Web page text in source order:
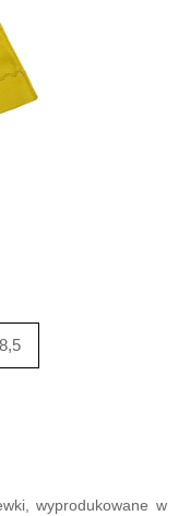
8,5
wyprodukowane w